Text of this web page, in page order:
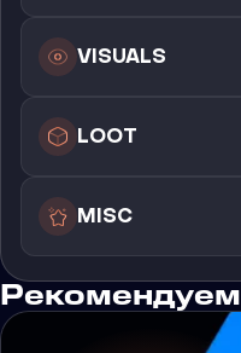
VISUALS
LOOT
MISC
Рекомендуем